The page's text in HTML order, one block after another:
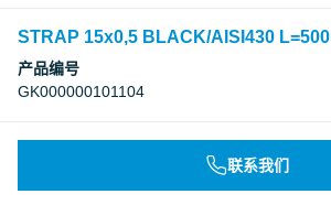
STRAP 15x0,5 BLACK/AISI430 L=500
产品编号
GK000000101104
联系我们